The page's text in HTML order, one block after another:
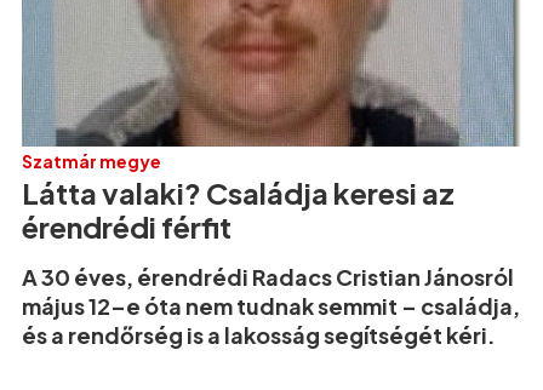
Szatmár megye
Látta valaki? Családja keresi az
érendrédi férfit
A 30 éves, érendrédi Radacs Cristian Jánosról
május 12–e óta nem tudnak semmit – családja,
és a rendőrség is a lakosság segítségét kéri.